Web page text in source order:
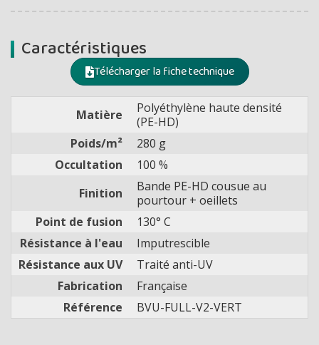
Caractéristiques
Télécharger la fiche technique
Matière
Polyéthylène haute densité
(PE-HD)
Poids/m²
280 g
Occultation
100 %
Finition
Bande PE-HD cousue au
pourtour + oeillets
Point de fusion
130° C
Résistance à l'eau
Imputrescible
Résistance aux UV
Traité anti-UV
Fabrication
Française
Référence
BVU-FULL-V2-VERT